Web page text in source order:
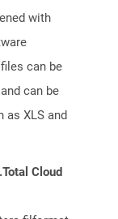
with
can be
can be
as XLS and
Cloud